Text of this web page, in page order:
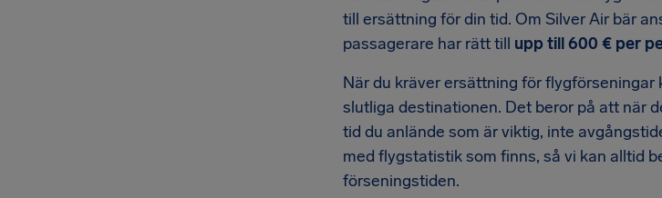
till ersättning för din tid. Om Silver Air bär
passagerare har rätt till upp till 600 € per
När du kräver ersättning för
slutliga destinationen. Det beror på att när
tid du anlände som är viktig, inte
med flygstatistik som finns, så vi kan alltid
förseningstiden.